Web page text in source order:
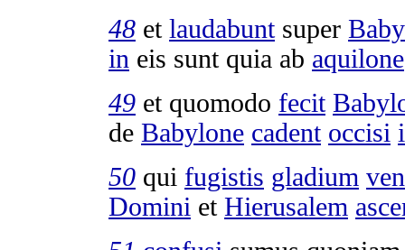
48 et laudabuntsuper
in eis sunt quia ab aquilone
49 et quomodo fecit
de Babylone cadent occisi
50 qui fugistis gladium
Domini et Hierusalem